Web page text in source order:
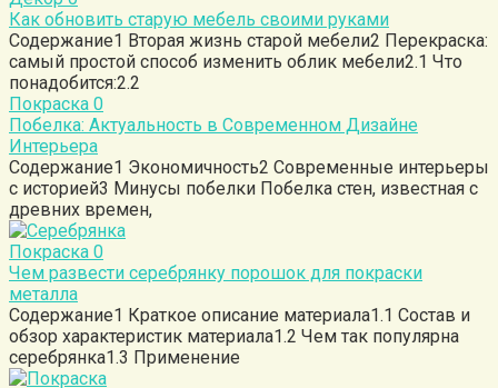
Как обновить старую мебель своими руками
Содержание1 Вторая жизнь старой мебели2 Перекраска:
самый простой способ изменить облик мебели2.1 Что
понадобится:2.2
Покраска 0
Побелка: Актуальность в Современном Дизайне
Интерьера
Содержание1 Экономичность2 Современные интерьеры
с историей3 Минусы побелки Побелка стен, известная с
древних времен,
Покраска 0
Чем развести серебрянку порошок для покраски
металла
Содержание1 Краткое описание материала1.1 Состав и
обзор характеристик материала1.2 Чем так популярна
серебрянка1.3 Применение